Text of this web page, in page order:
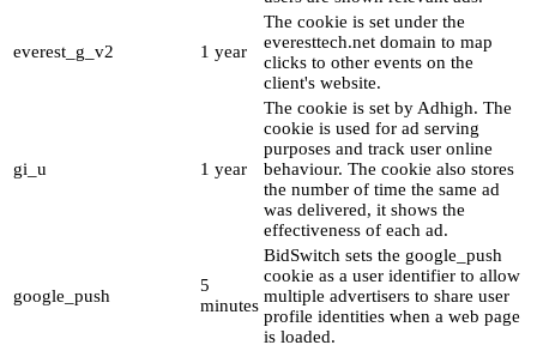
everest_g_v2 1 year
The cookie is set under the
everesttech.net domain to map
clicks to other events on the
client's website.
gi_u 1 year
The cookie is set by Adhigh. The
cookie is used for ad serving
purposes and track user online
behaviour. The cookie also stores
the number of time the same ad
was delivered, it shows the
effectiveness of each ad.
google_push
5
minutes
BidSwitch sets the google_push
cookie as a user identifier to allow
multiple advertisers to share user
profile identities when a web page
is loaded.